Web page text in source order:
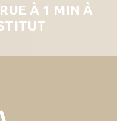
À 1 MIN À